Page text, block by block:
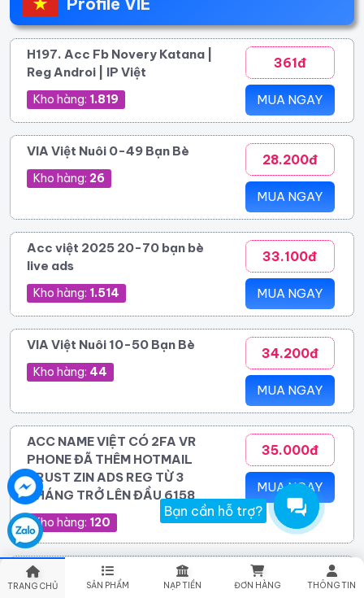
Bạn cần hỗ trợ?
TRANG CHỦ SẢN PHẨM NẠP TIỀN ĐƠN HÀNG THÔNG TIN
H197. Acc Fb Novery Katana |
Reg Androi | IP Việt
Kho hàng: 1.819
361đ
MUA NGAY
VIA Việt Nuôi 0-49 Bạn Bè
Kho hàng: 26
28.200đ
MUA NGAY
Acc việt 2025 20-70 bạn bè
live ads
Kho hàng: 1.514
33.100đ
MUA NGAY
VIA Việt Nuôi 10-50 Bạn Bè
Kho hàng: 44
34.200đ
MUA NGAY
ACC NAME VIỆT CÓ 2FA VR
PHONE ĐÃ THÊM HOTMAIL
TRUST ZIN ADS REG TỪ 3
THÁNG TRỞ LÊN ĐẦU 6158
Kho hàng: 120
35.000đ
MUA NGAY
VIA Việt Nuôi trên 50-99bạn bè
36.200đ